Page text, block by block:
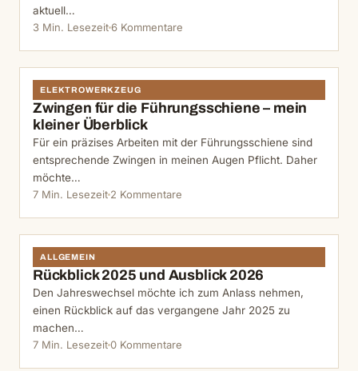
aktuell…
3 Min. Lesezeit6 Kommentare
ELEKTROWERKZEUG
Zwingen für die Führungsschiene – mein
kleiner Überblick
Für ein präzises Arbeiten mit der Führungsschiene sind
entsprechende Zwingen in meinen Augen Pflicht. Daher
möchte…
7 Min. Lesezeit 2 Kommentare
ALLGEMEIN
Rückblick 2025 und Ausblick 2026
Den Jahreswechsel möchte ich zum Anlass nehmen,
einen Rückblick auf das vergangene Jahr 2025 zu
machen…
7 Min. Lesezeit0 Kommentare